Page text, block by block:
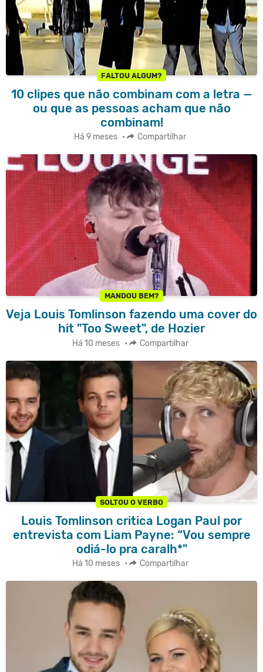
FALTOU ALGUM?
10 clipes que não combinam com a letra —
ou que as pessoas acham que não
combinam!
Há 9 meses • Compartilhar
MANDOU BEM?
Veja Louis Tomlinson fazendo uma cover do
hit "Too Sweet", de Hozier
Há 10 meses • Compartilhar
SOLTOU O VERBO
Louis Tomlinson critica Logan Paul por
entrevista com Liam Payne: “Vou sempre
odiá-lo pra caralh*"
Há 10 meses • Compartilhar